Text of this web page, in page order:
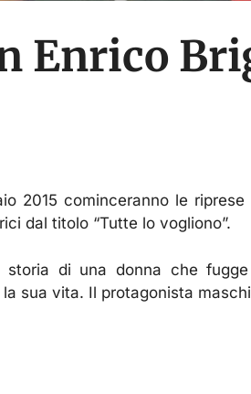
Enrico
2015 cominceranno le
dal titolo “Tutte lo vogliono”.
di una donna che
sua vita. Il protagonista